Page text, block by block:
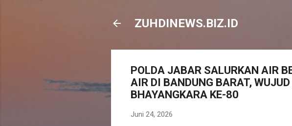
ZUHDINEWS.BIZ.ID
POLDA JABAR SALURKAN AIR
AIR DI BANDUNG BARAT,
BHAYANGKARA KE-80
Juni 24, 2026